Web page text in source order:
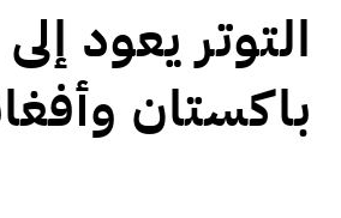
التوتر يعود
باكستان